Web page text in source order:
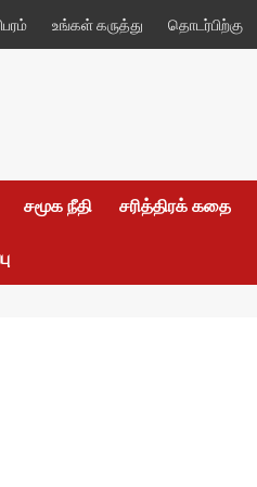
உங்கள் கருத்து தொடர்பிற்கு
சமூக நீதி சரித்திரக் கதை